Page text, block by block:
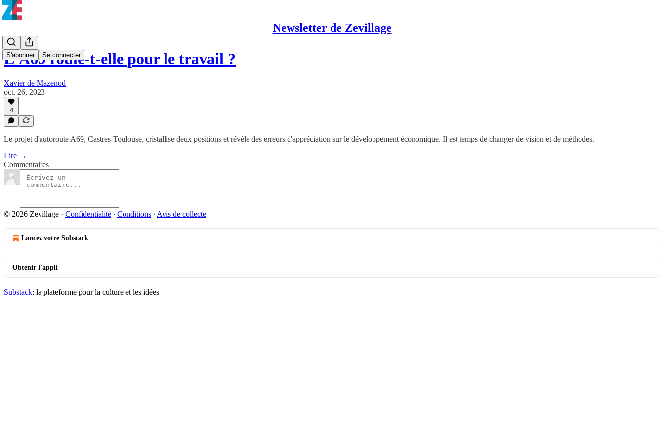
Newsletter de Zevillage
S'abonner Se connecter
L'A69 roule-t-elle pour le travail ?
Xavier de Mazenod
oct. 26, 2023
4
Le projet d'autoroute A69, Castres-Toulouse, cristallise deux positions et révèle des erreurs d'appréciation sur le développement économique. Il est temps de changer de vision et de méthodes.
Lire →
Commentaires
© 2026 Zevillage · Confidentialité ∙ Conditions ∙ Avis de collecte
Lancez votre Substack
Obtenir l’appli
Substack: la plateforme pour la culture et les idées